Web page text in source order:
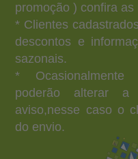
promoção ) confira
* Clientes
descontos e
sazonais.
* Ocasionalmente
poderão alterar a
aviso,nesse caso o
do envio.